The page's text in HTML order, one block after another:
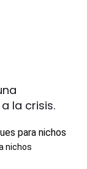
la crisis.
nichos